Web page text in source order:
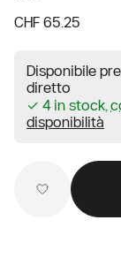
CHF 65.25
Disponibile
diretto
✓ 4 in stock,
disponibilità